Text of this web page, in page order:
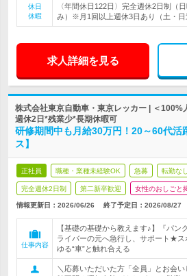
休日
休暇
〈年間休日122日〉完全週休2日制（
み）※月1回以上週休3日あり（土・日
求人詳細を見る
株式会社東京自動車・東京レッカー | ＜100%
週休2日*残業少*長期休暇可
研修期間中も月給30万円！20～60代活
ス】
正社員 職種・業種未経験OK 急募 転勤なし
完全週休2日制 第二新卒歓迎 女性のおしごと
情報更新日：2026/06/26 終了予定日： 2026/08/27
仕事内容
【基礎の基礎から教えます♪】『パン
ライバーの元へ急行し、サポート★ス
ゆる“車”と触れ合える
＼応募いただいた方「全員」とお会